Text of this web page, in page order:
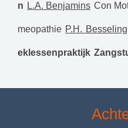
n L.A. Benjamins Con
meopathie P.H. Besseling
eklessenpraktijk